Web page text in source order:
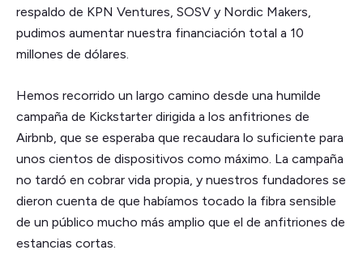
respaldo de KPN Ventures, SOSV y Nordic Makers,
pudimos aumentar nuestra financiación total a 10
millones de dólares.
Hemos recorrido un largo camino desde una humilde
campaña de Kickstarter dirigida a los anfitriones de
Airbnb, que se esperaba que recaudara lo suficiente para
unos cientos de dispositivos como máximo. La campaña
no tardó en cobrar vida propia, y nuestros fundadores se
dieron cuenta de que habíamos tocado la fibra sensible
de un público mucho más amplio que el de anfitriones de
estancias cortas.